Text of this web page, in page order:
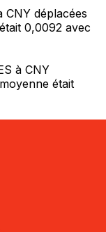
déplacées
0,0092 avec
à CNY
était
lorsque vous
internationaux
des devises,